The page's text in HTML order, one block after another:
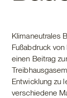
Klimaneutrales
Fußabdruck
einen Beitrag
Entwicklung zu
verschiedene